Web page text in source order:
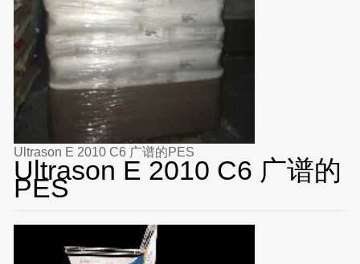
Ultrason E 2010 C6 广谱的PES
Ultrason E 2010 C6 广谱的
PES